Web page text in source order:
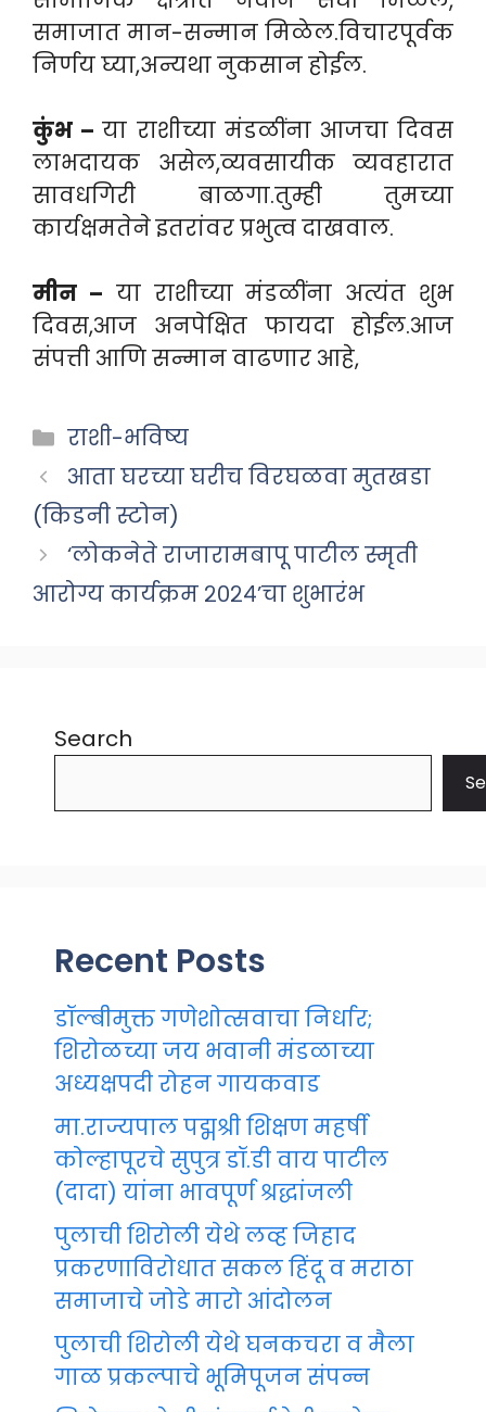
समाजात मान-सन्मान मिळेल.विचारपूर्वक
निर्णय घ्या,अन्यथा नुकसान होईल.
कुंभ –या राशीच्या मंडळींना आजचा दिवस
लाभदायक असेल,व्यवसायीक व्यवहारात
सावधगिरी बाळगा.तुम्ही तुमच्या
कार्यक्षमतेने इतरांवर प्रभुत्व दाखवाल.
मीन – या राशीच्या मंडळींना अत्यंत शुभ
दिवस,आज अनपेक्षित फायदा होईल.आज
संपत्ती आणि सन्मान वाढणार आहे,
Categories
राशी-भविष्य
आता घरच्या घरीच विरघळवा मुतखडा
(किडनी स्टोन)
‘लोकनेते राजारामबापू पाटील स्मृती
आरोग्य कार्यक्रम २०२४’चा शुभारंभ
Search
Recent Posts
डॉल्बीमुक्त गणेशोत्सवाचा निर्धार;
शिरोळच्या जय भवानी मंडळाच्या
अध्यक्षपदी रोहन गायकवाड
मा.राज्यपाल पद्मश्री शिक्षण महर्षी
कोल्हापूरचे सुपुत्र डॉ.डी वाय पाटील
(दादा) यांना भावपूर्ण श्रद्धांजली
पुलाची शिरोली येथे लव्ह जिहाद
प्रकरणाविरोधात सकल हिंदू व मराठा
समाजाचे जोडे मारो आंदोलन
पुलाची शिरोली येथे घनकचरा व मैला
गाळ प्रकल्पाचे भूमिपूजन संपन्न